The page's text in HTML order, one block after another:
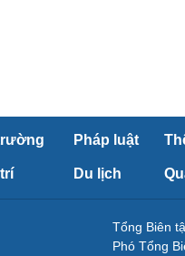
Pháp luật
Du lịch
Tổng Biên
Phó Tổng